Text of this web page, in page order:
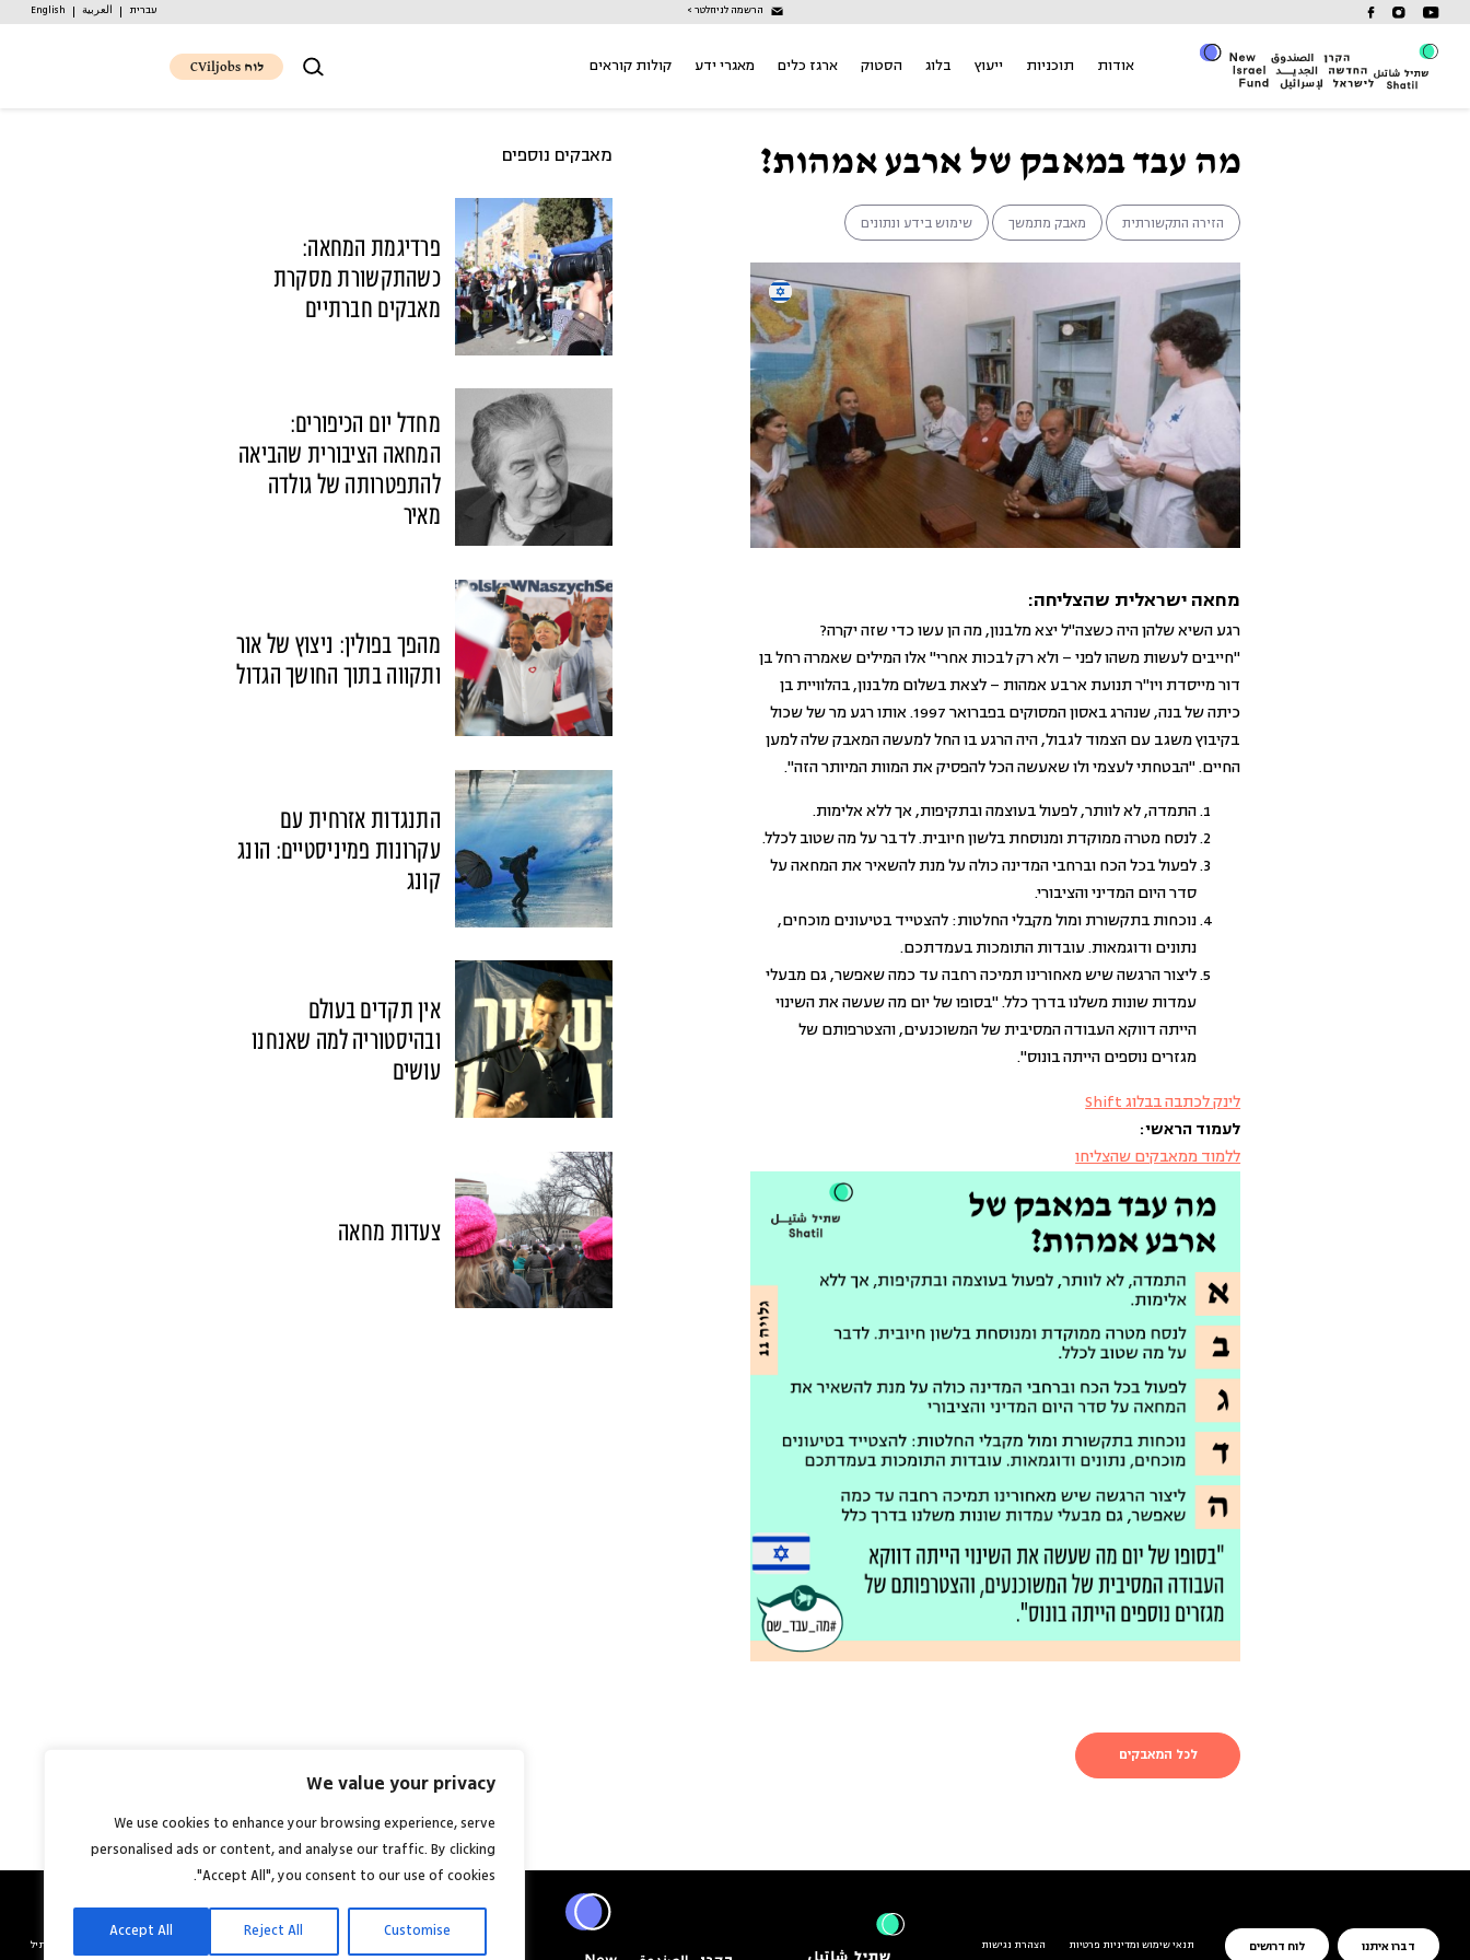
We value your privacy
We use cookies to enhance your browsing experience, serve
personalised ads or content, and analyse our traffic. By clicking
"Accept All", you consent to our use of cookies.
Customise
Reject All
Accept All
content
הרשמה לניוזלטר > עברית العربية English
אודות תוכניות ייעוץ בלוג הסטוק ארגז כלים מאגרי ידע קולות קוראים לוח CViljobs
מה עבד במאבק של ארבע אמהות?
הזירה התקשורתית מאבק מתמשך שימוש בידע ונתונים
מחאה ישראלית שהצליחה:
רגע השיא שלהן היה כשצה"ל יצא מלבנון, מה הן עשו כדי שזה יקרה?
"חייבים לעשות משהו לפני – ולא רק לבכות אחרי" אלו המילים שאמרה רחל בן
דור מייסדת ויו"ר תנועת ארבע אמהות – לצאת בשלום מלבנון, בהלוויית בן
כיתה של בנה, שנהרג באסון המסוקים בפברואר 1997. אותו רגע מר של שכול
בקיבוץ משגב עם הצמוד לגבול, היה הרגע בו החל למעשה המאבק שלה למען
החיים. "הבטחתי לעצמי ולו שאעשה הכל להפסיק את המוות המיותר הזה".
התמדה, לא לוותר, לפעול בעוצמה ובתקיפות, אך ללא אלימות.
לנסח מטרה ממוקדת ומנוסחת בלשון חיובית. לדבר על מה שטוב לכלל.
לפעול בכל הכח וברחבי המדינה כולה על מנת להשאיר את המחאה על
סדר היום המדיני והציבורי.
נוכחות בתקשורת ומול מקבלי החלטות: להצטייד בטיעונים מוכחים,
נתונים ודוגמאות. עובדות התומכות בעמדתכם.
ליצור הרגשה שיש מאחורינו תמיכה רחבה עד כמה שאפשר, גם מבעלי
עמדות שונות משלנו בדרך כלל. "בסופו של יום מה שעשה את השינוי
הייתה דווקא העבודה המסיבית של המשוכנעים, והצטרפותם של
מגזרים נוספים הייתה בונוס".
לינק לכתבה בבלוג Shift
לעמוד הראשי:
ללמוד ממאבקים שהצליחו
לכל המאבקים
מאבקים נוספים
פרדיגמת המחאה:
כשהתקשורת מסקרת
מאבקים חברתיים
מחדל יום הכיפורים:
המחאה הציבורית שהביאה
להתפטרותה של גולדה
מאיר
מהפך בפולין: ניצוץ של אור
ותקווה בתוך החושך הגדול
התנגדות אזרחית עם
עקרונות פמיניסטיים: הונג
קונג
אין תקדים בעולם
ובהיסטוריה למה שאנחנו
עושים
צעדות מחאה
דברו איתנו לוח דרושים תנאי שימוש ומדיניות פרטיות הצהרת נגישות © כל הזכויות שמורות לשתיל